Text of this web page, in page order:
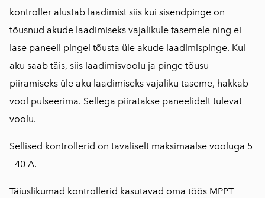
kontroller alustab laadimist siis kui sisendpinge on
tõusnud akude laadimiseks vajalikule tasemele ning ei
lase paneeli pingel tõusta üle akude laadimispinge. Kui
aku saab täis, siis laadimisvoolu ja pinge tõusu
piiramiseks üle aku laadimiseks vajaliku taseme, hakkab
vool pulseerima. Sellega piiratakse paneelidelt tulevat
voolu.
Sellised kontrollerid on tavaliselt maksimaalse vooluga 5
- 40 A.
Täiuslikumad kontrollerid kasutavad oma töös MPPT